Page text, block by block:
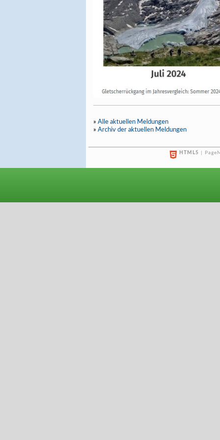
» Alle aktuellen Meldungen
» Archiv der aktuellen Meldungen
HTML5 |